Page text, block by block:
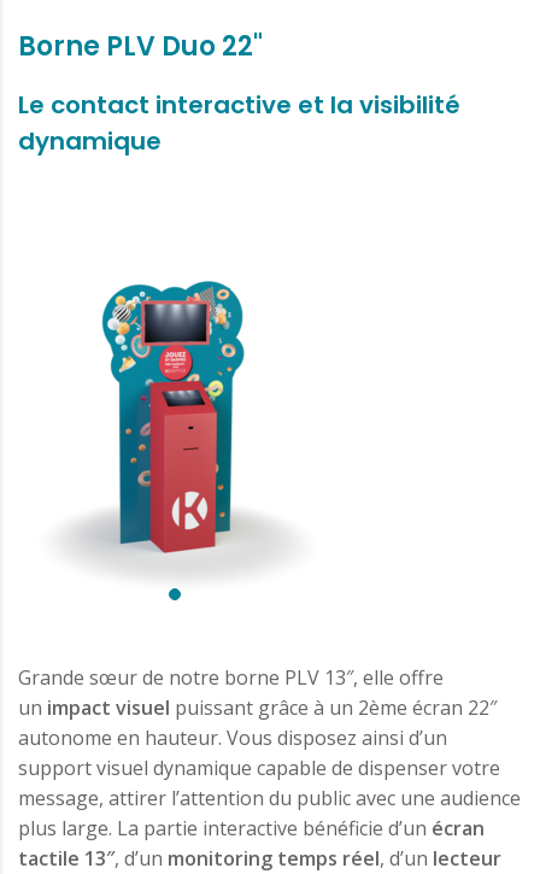
Borne PLV Duo 22"
Le contact interactive et la visibilité
dynamique
Grande sœur de notre borne PLV 13″, elle offre
un impact visuel puissant grâce à un 2ème écran 22″
autonome en hauteur. Vous disposez ainsi d’un
support visuel dynamique capable de dispenser votre
message, attirer l’attention du public avec une audience
plus large. La partie interactive bénéficie d’un écran
tactile 13″, d’un monitoring temps réel, d’un lecteur